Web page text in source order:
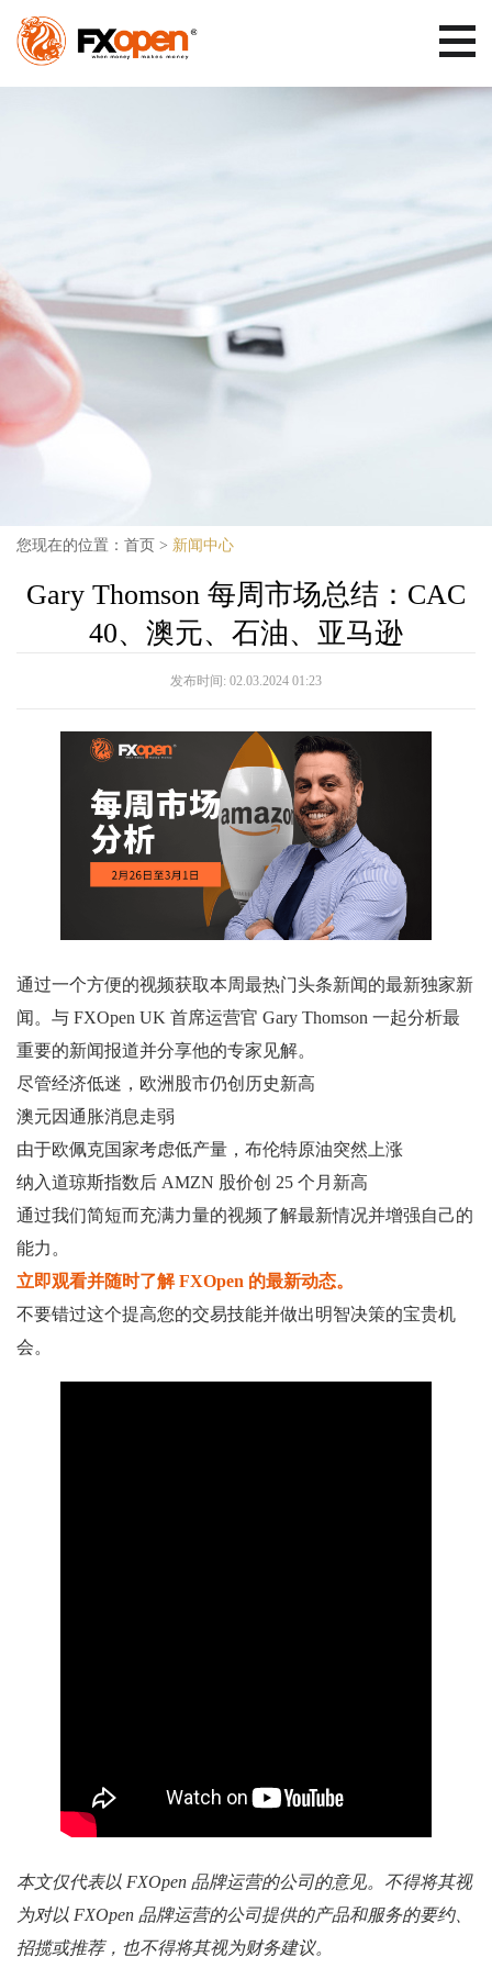
您现在的位置： 首页 > 新闻中心
Gary Thomson 每周市场总结：CAC
40、澳元、石油、亚马逊
发布时间: 02.03.2024 01:23
通过一个方便的视频获取本周最热门头条新闻的最新独家新
闻。与 FXOpen UK 首席运营官 Gary Thomson 一起分析最
重要的新闻报道并分享他的专家见解。
尽管经济低迷，欧洲股市仍创历史新高
澳元因通胀消息走弱
由于欧佩克国家考虑低产量，布伦特原油突然上涨
纳入道琼斯指数后 AMZN 股价创 25 个月新高
通过我们简短而充满力量的视频了解最新情况并增强自己的
能力。
立即观看并随时了解 FXOpen 的最新动态。
不要错过这个提高您的交易技能并做出明智决策的宝贵机
会。
本文仅代表以 FXOpen 品牌运营的公司的意见。不得将其视
为对以 FXOpen 品牌运营的公司提供的产品和服务的要约、
招揽或推荐，也不得将其视为财务建议。